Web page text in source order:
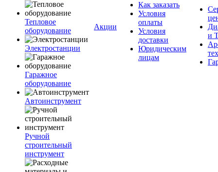
Тепловое
оборудование
Электростанции
Гаражное
оборудование
Автоинструмент
Ручной
строительный
инструмент
Акции
Как заказать
Условия
оплаты
Условия
доставки
Юридическим
лицам
и